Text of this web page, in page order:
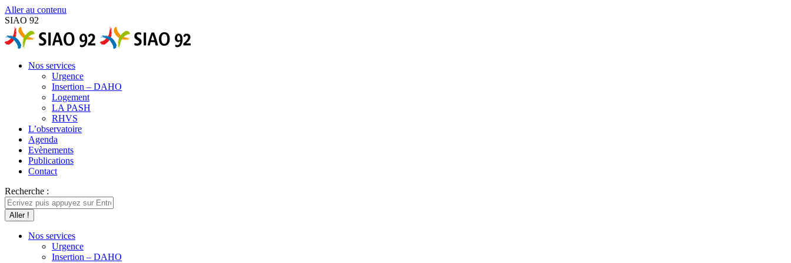
Aller au contenu
SIAO 92
Nos services
Urgence
Insertion – DAHO
Logement
LA PASH
RHVS
L’observatoire
Agenda
Evènements
Publications
Contact
Recherche :
Nos services
Urgence
Insertion – DAHO